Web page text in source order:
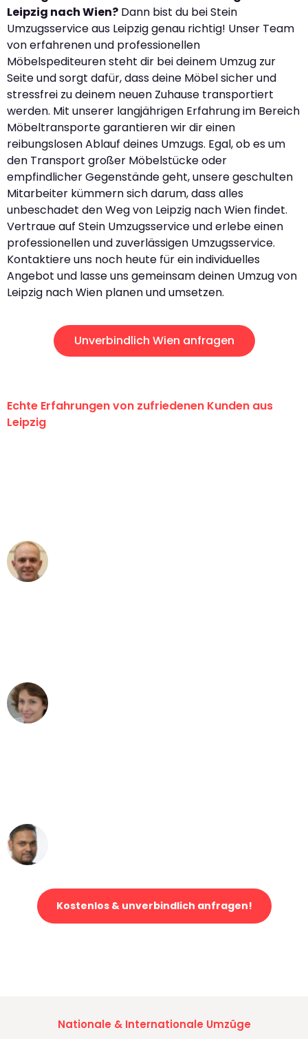
Leipzig nach Wien? Dann bist du bei Stein
Umzugsservice aus Leipzig genau richtig! Unser Team
von erfahrenen und professionellen
Möbelspediteuren steht dir bei deinem Umzug zur
Seite und sorgt dafür, dass deine Möbel sicher und
stressfrei zu deinem neuen Zuhause transportiert
werden. Mit unserer langjährigen Erfahrung im Bereich
Möbeltransporte garantieren wir dir einen
reibungslosen Ablauf deines Umzugs. Egal, ob es um
den Transport großer Möbelstücke oder
empfindlicher Gegenstände geht, unsere geschulten
Mitarbeiter kümmern sich darum, dass alles
unbeschadet den Weg von Leipzig nach Wien findet.
Vertraue auf Stein Umzugsservice und erlebe einen
professionellen und zuverlässigen Umzugsservice.
Kontaktiere uns noch heute für ein individuelles
Angebot und lasse uns gemeinsam deinen Umzug von
Leipzig nach Wien planen und umsetzen.
Unverbindlich Wien anfragen
Echte Erfahrungen von zufriedenen Kunden aus
Leipzig
Kostenlos & unverbindlich anfragen!
Nationale & Internationale Umzüge